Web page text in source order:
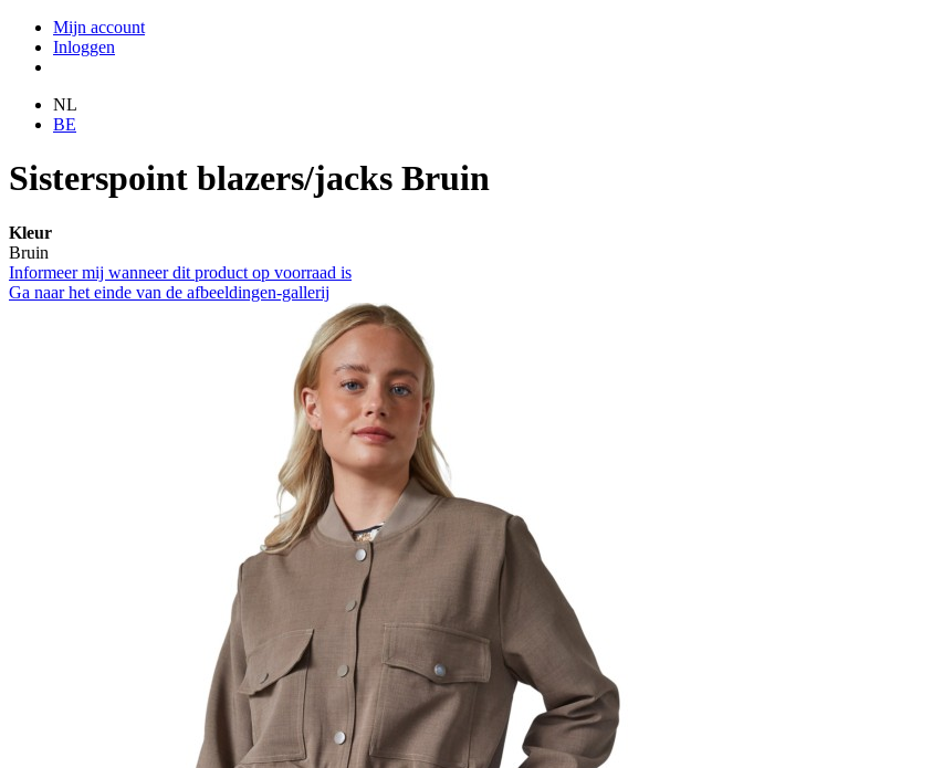
Mijn account
Inloggen
NL
BE
Sisterspoint blazers/jacks Bruin
Kleur
Bruin
Informeer mij wanneer dit product op voorraad is
Ga naar het einde van de afbeeldingen-gallerij